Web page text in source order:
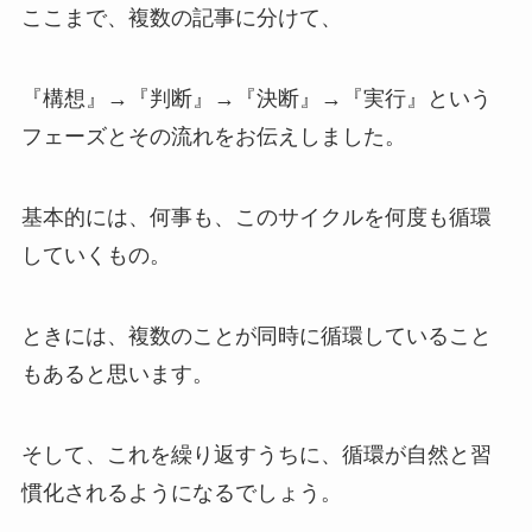
ここまで、複数の記事に分けて、
『構想』→『判断』→『決断』→『実行』という
フェーズとその流れをお伝えしました。
基本的には、何事も、このサイクルを何度も循環
していくもの。
ときには、複数のことが同時に循環していること
もあると思います。
そして、これを繰り返すうちに、循環が自然と習
慣化されるようになるでしょう。